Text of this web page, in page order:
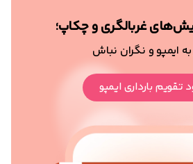
غربالگری و چکاپ؛
ایمپو و نگران نباش
تقویم بارداری ایمپو